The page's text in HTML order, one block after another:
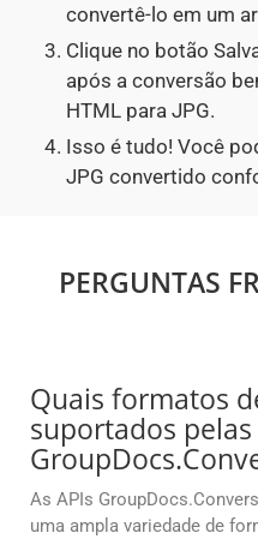
convertê-lo em um
Clique no botão
após a conversão
HTML para JPG.
Isso é tudo! Você
JPG convertido
PERGUNTAS
Quais formatos
suportados pelas
As APIs
uma ampla variedade de